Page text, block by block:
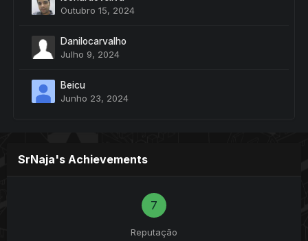
Outubro 15, 2024
Danilocarvalho
Julho 9, 2024
Beicu
Junho 23, 2024
SrNaja's Achievements
7
Reputação